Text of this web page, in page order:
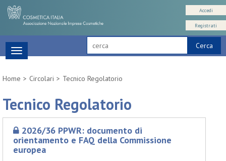
Cerca
Accedi
Registrati
Toggle
navigation
Home
Circolari Tecnico Regolatorio
Tecnico Regolatorio
2026/36 PPWR: documento di
orientamento e FAQ della Commissione
europea